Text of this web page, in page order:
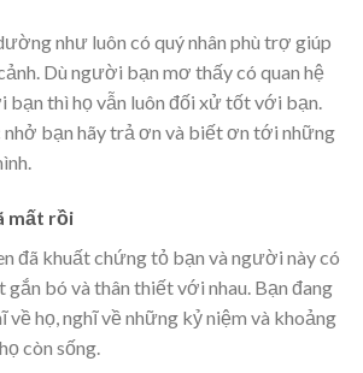
như luôn có quý nhân phù trợ giúp
Dù người bạn mơ thấy có quan hệ
bạn thì họ vẫn luôn đối xử tốt với bạn.
nhở bạn hãy trả ơn và biết ơn tới những
mất rồi
đã khuất chứng tỏ bạn và người này có
gắn bó và thân thiết với nhau. Bạn đang
về họ, nghĩ về những kỷ niệm và khoảng
còn sống.